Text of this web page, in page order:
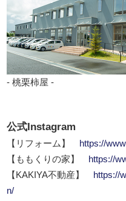
- 桃栗柿屋 -
公式Instagram
【リフォーム】
https://
【ももくりの家】
https://
【KAKIYA不動産】
https://
n/